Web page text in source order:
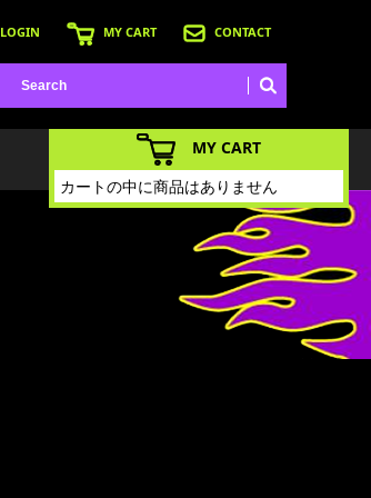
LOGIN MY CART CONTACT
MY CART
カートの中に商品はありません